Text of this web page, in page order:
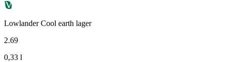
Lowlander Cool earth lager
2.69
0,33 l